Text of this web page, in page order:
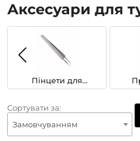
Аксесуари для
Пінцети для
вилучення кліщів
Сортувати за:
Замовчуванням